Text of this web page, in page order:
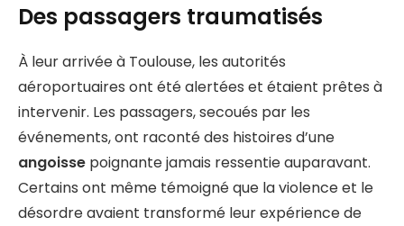
Des passagers traumatisés
À leur arrivée à Toulouse, les autorités
aéroportuaires ont été alertées et étaient prêtes à
intervenir. Les passagers, secoués par les
événements, ont raconté des histoires d’une
angoisse poignante jamais ressentie auparavant.
Certains ont même témoigné que la violence et le
désordre avaient transformé leur expérience de